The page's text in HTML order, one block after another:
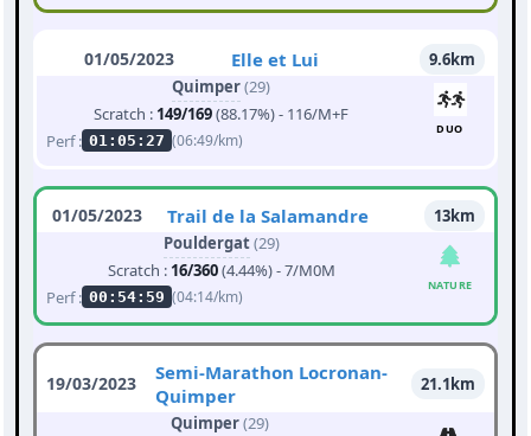
01/05/2023 Elle et Lui
9.6km
Quimper(29)
Scratch : 149/169(88.17%) - 116/M+F
Perf : 01:05:27 (06:49/km)
DUO
01/05/2023 Trail de la Salamandre
13km
Pouldergat(29)
Scratch : 16/360(4.44%) - 7/M0M
Perf : 00:54:59 (04:14/km)
NATURE
19/03/2023
Semi-Marathon Locronan-
Quimper
21.1km
Quimper(29)